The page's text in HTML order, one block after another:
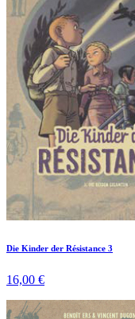
Die Kinder der Résistance 3
16,00 €